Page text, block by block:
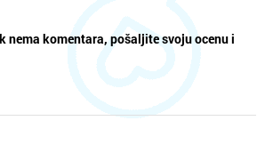
nema komentara, pošaljite svoju ocenu i